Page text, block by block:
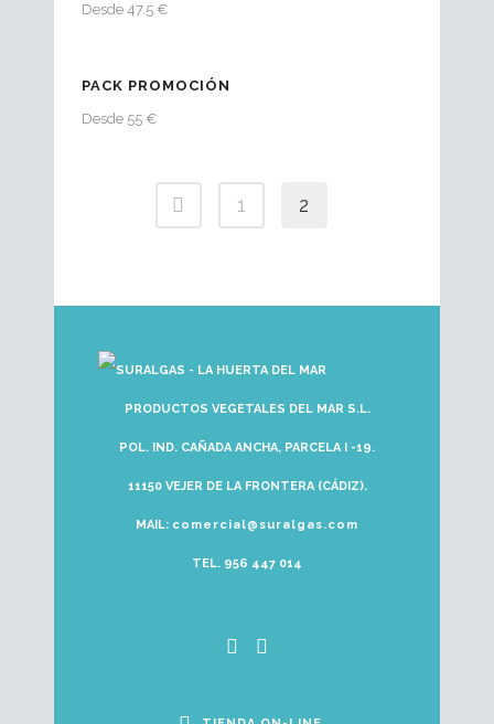
Desde 47.5 €
PACK PROMOCIÓN
Desde 55 €
1 2
PRODUCTOS VEGETALES DEL MAR S.L.
POL. IND. CAÑADA ANCHA, PARCELA I -19.
11150 VEJER DE LA FRONTERA (CÁDIZ).
MAIL: comercial@suralgas.com
TEL. 956 447 014